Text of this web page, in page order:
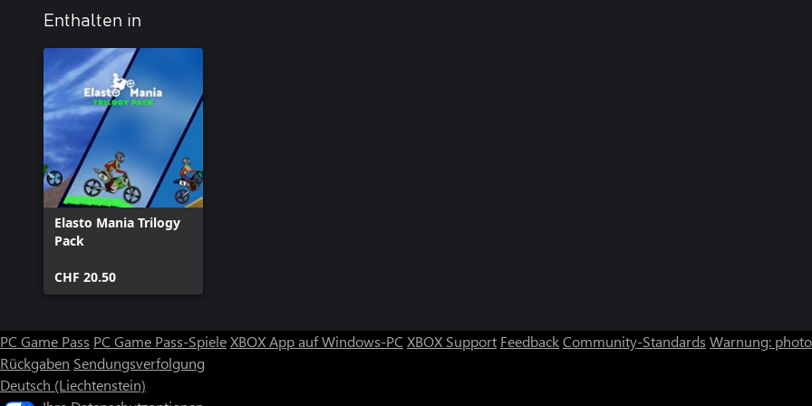
Enthalten in
Elasto Mania Trilogy
Pack
CHF 20.50
PC Game Pass PC Game Pass-SpieleXBOX App auf Windows-PC XBOX Support FeedbackCommunity-Standards Warnung:
Rückgaben Sendungsverfolgung
Deutsch (Liechtenstein)